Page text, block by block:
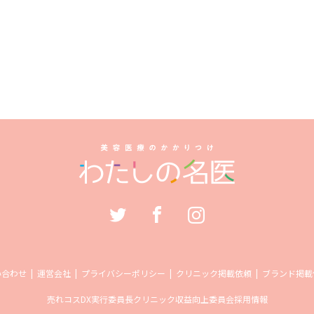
わせ 運営会社 プライバシーポリシー クリニック掲載依頼 ブランド掲
売れコスDX実行委員長クリニック収益向上委員会採用情報